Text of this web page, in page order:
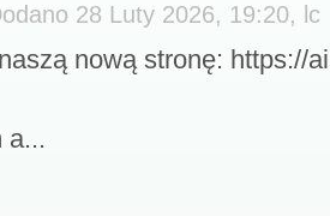
28 Luty 2026, 19:20, lc
nową stronę: https://
a...